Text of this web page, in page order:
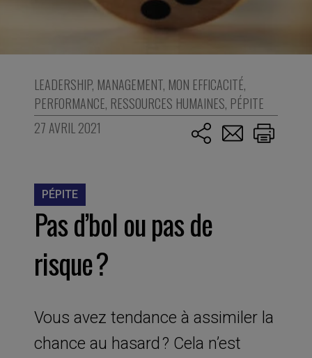
LEADERSHIP, MANAGEMENT, MON EFFICACITÉ,
PERFORMANCE, RESSOURCES HUMAINES, PÉPITE
27 AVRIL 2021
PÉPITE
Pas d’bol ou pas de
risque ?
Vous avez tendance à assimiler la
chance au hasard ? Cela n’est